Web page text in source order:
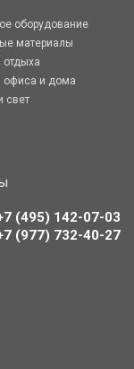
оборудование
материалы
офиса и дома
свет
(495) 142-07-03
(977) 732-40-27